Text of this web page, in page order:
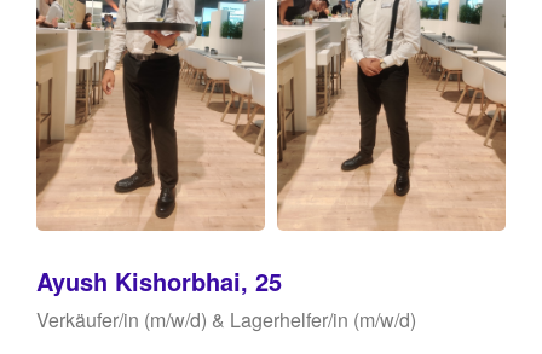
Ayush Kishorbhai, 25
Verkäufer/in (m/w/d) & Lagerhelfer/in (m/w/d)